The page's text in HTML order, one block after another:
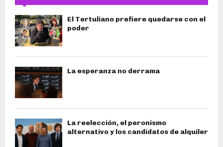
El Tertuliano prefiere quedarse con el
poder
La esperanza no derrama
La reelección, el peronismo
alternativo y los candidatos de alquiler